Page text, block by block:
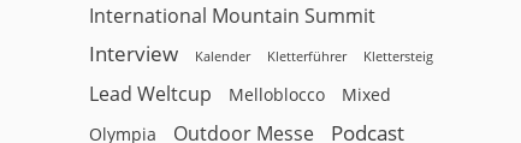
International Mountain Summit
Interview Kalender Kletterführer Klettersteig
Lead Weltcup Melloblocco Mixed
Olympia Outdoor Messe Podcast